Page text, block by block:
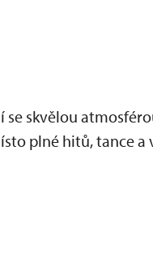
skvělou
plné hitů, tance a